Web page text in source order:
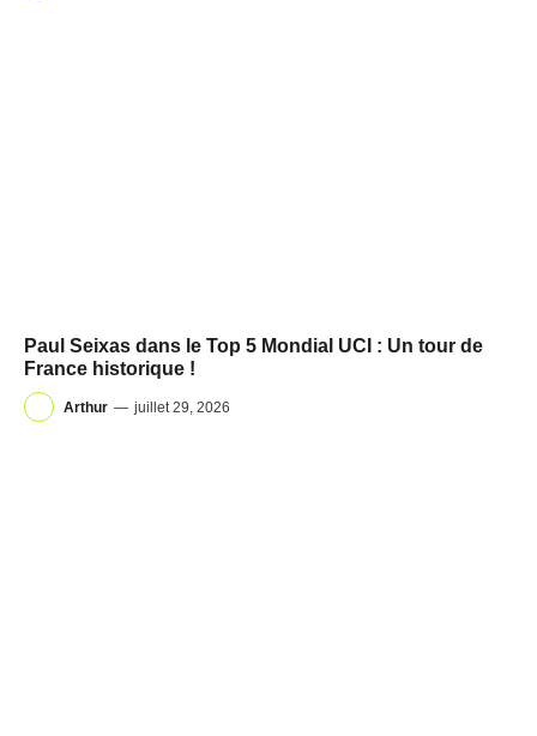
Paul Seixas dans le Top 5 Mondial UCI : Un tour de
France historique !
Arthur — juillet 29, 2026